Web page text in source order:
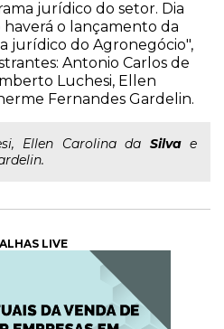
jurídico do setor. Dia
haverá o lançamento da
jurídico do Agronegócio",
Antonio Carlos de
Luchesi, Ellen
Fernandes Gardelin.
Ellen Carolina da Silvae
LIVE